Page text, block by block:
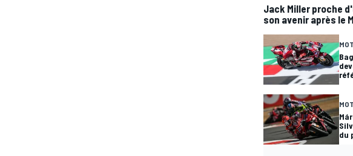
Jack Miller proche
son avenir après le
du